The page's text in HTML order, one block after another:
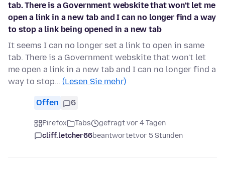
tab. There is a Government webskite that won't let me
open a link in a new tab and I can no longer find a way
to stop a link being opened in a new tab
It seems I can no longer set a link to open in same
tab. There is a Government webskite that won't let
me open a link in a new tab and I can no longer find a
way to stop… (Lesen Sie mehr)
Offen 6
Firefox Tabs
gefragt vor 4 Tagen
cliff.letcher66beantwortetvor 5 Stunden